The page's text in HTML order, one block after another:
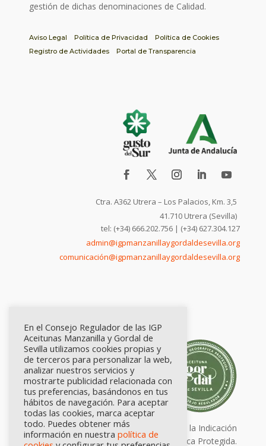
gestión de dichas denominaciones de Calidad.
Aviso Legal Política de Privacidad
Política de Cookies
Registro de Actividades
Portal de Transparencia
Ctra. A362 Utrera – Los Palacios, Km. 3,5
41.710 Utrera (Sevilla)
tel: (+34) 666.202.756 | (+34) 627.304.127
admin@igpmanzanillaygordaldesevilla.org
comunicación@igpmanzanillaygordaldesevilla.org
Calidad certificada por Origen. Sellos de la Indicación
Geográfica Protegida.
En el Consejo Regulador de las IGP
Aceitunas Manzanilla y Gordal de
Sevilla utilizamos cookies propias y
de terceros para personalizar la web,
analizar nuestros servicios y
mostrarte publicidad relacionada con
tus preferencias, basándonos en tus
hábitos de navegación. Para aceptar
todas las cookies, marca aceptar
todo. Puedes obtener más
información en nuestra política de